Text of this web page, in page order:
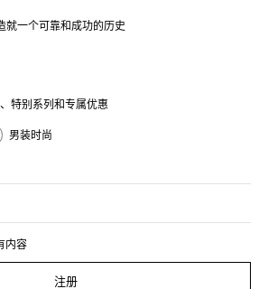
就一个可靠和成功的历史
特别系列和专属优惠
男装时尚
内容
注册